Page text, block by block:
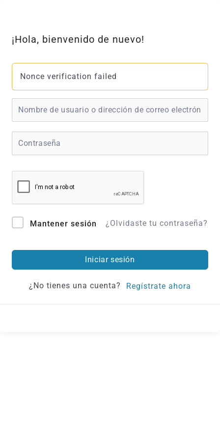
contenido
¡Hola, bienvenido de nuevo!
Nonce verification failed
Mantener sesión ¿Olvidaste tu contraseña?
Iniciar sesión
¿No tienes una cuenta? Regístrate ahora